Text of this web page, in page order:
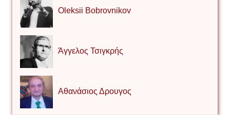
Oleksii Bobrovnikov
Άγγελος Τσιγκρής
Αθανάσιος Δρουγος